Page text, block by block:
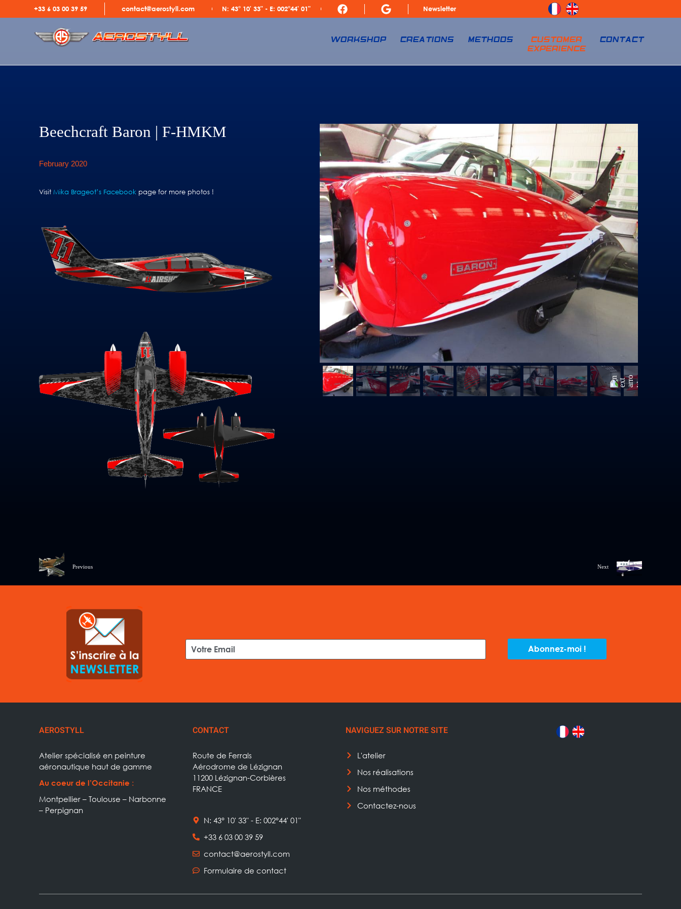
+33 6 03 00 39 59 contact@aerostyll.com N: 43° 10' 33" - E: 002°44' 01" Newsletter
WORKSHOP CREATIONS METHODS
CUSTOMER
EXPERIENCE
CONTACT
Beechcraft Baron | F-HMKM
February 2020
Visit Mika Brageot’s Facebook page for more photos !
Previous Next
Abonnez-moi !
AEROSTYLL
Atelier spécialisé en peinture
aéronautique haut de gamme
Au coeur de l’Occitanie :
Montpellier – Toulouse – Narbonne
– Perpignan
CONTACT
Route de Ferrals
Aérodrome de Lézignan
11200 Lézignan-Corbières
FRANCE
N: 43° 10' 33" - E: 002°44' 01"
+33 6 03 00 39 59
contact@aerostyll.com
Formulaire de contact
NAVIGUEZ SUR NOTRE SITE
L'atelier
Nos réalisations
Nos méthodes
Contactez-nous